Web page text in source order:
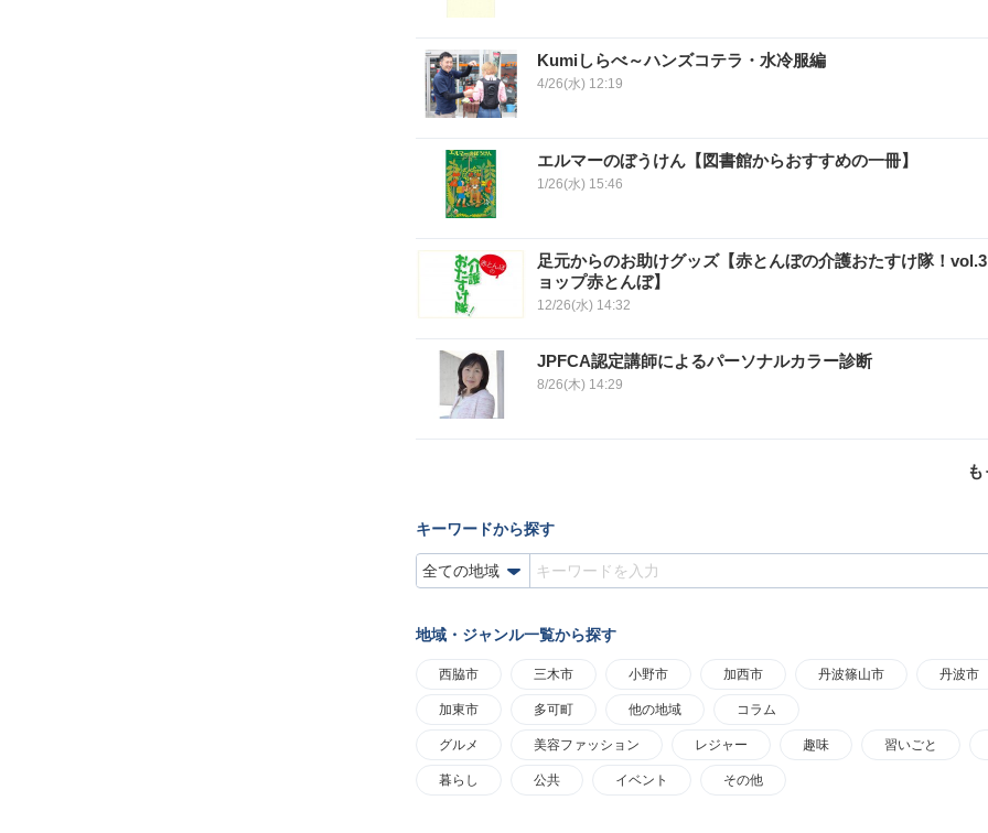
Kumiしらべ～ハンズコテラ・水冷服編
4/26(水) 12:19
エルマーのぼうけん【図書館からおすすめの一冊】
1/26(水) 15:46
足元からのお助けグッズ【赤とんぼの介護おたすけ隊！
ョップ赤とんぼ】
12/26(水) 14:32
JPFCA認定講師によるパーソナルカラー診断
8/26(木) 14:29
キーワードから探す
地域・ジャンル一覧から探す
西脇市 三木市 小野市 加西市 丹波篠山市 丹波市
加東市 多可町 他の地域 コラム
グルメ 美容ファッション レジャー 趣味 習いごと
暮らし 公共 イベント その他